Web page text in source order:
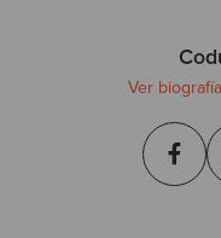
Ver